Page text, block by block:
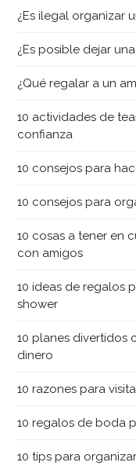
¿Es ilegal organizar
¿Es posible dejar
¿Qué regalar a un
10 actividades de
confianza
10 consejos para
10 consejos para
10 cosas a tener en
con amigos
10 ideas de regalos
shower
10 planes divertidos
dinero
10 razones para
10 regalos de boda
10 tips para